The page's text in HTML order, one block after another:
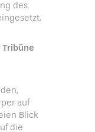
des
auf
Blick
die